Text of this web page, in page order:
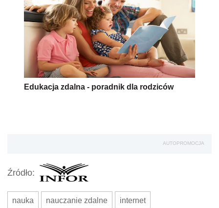
Edukacja zdalna - poradnik dla rodziców
AUTOPROMOCJA
Źródło:
nauka nauczanie zdalne internet